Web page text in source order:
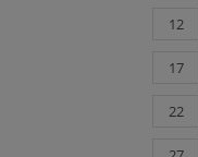
12
17
22